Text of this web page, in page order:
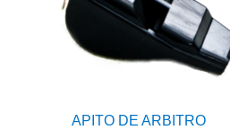
APITO DE ARBITRO